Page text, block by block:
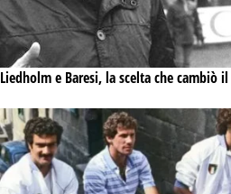
Liedholm e Baresi, la scelta che cambiò